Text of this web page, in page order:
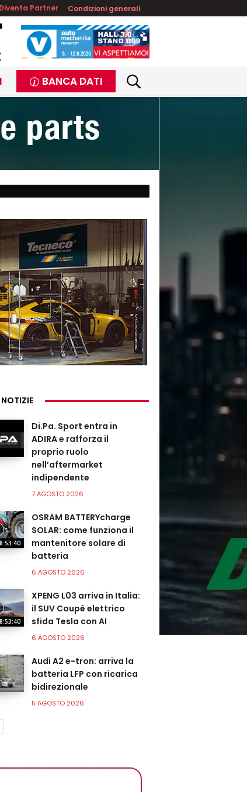
Diventa Partner Condizioni generali
BANCA DATI
Di.Pa. Sport entra in
ADIRA e rafforza il
proprio ruolo
nell’aftermarket
indipendente
7 AGOSTO 2026
OSRAM BATTERYcharge
SOLAR: come funziona il
mantenitore solare di
batteria
6 AGOSTO 2026
XPENG L03 arriva in Italia:
il SUV Coupé elettrico
sfida Tesla con AI
6 AGOSTO 2026
Audi A2 e-tron: arriva la
batteria LFP con ricarica
bidirezionale
5 AGOSTO 2026